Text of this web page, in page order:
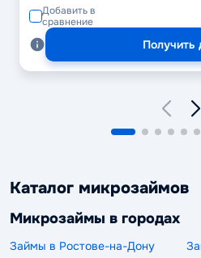
Добавить в
сравнение
Получить
Каталог микрозаймов
Микрозаймы в городах
Займы в Ростове-на-Дону